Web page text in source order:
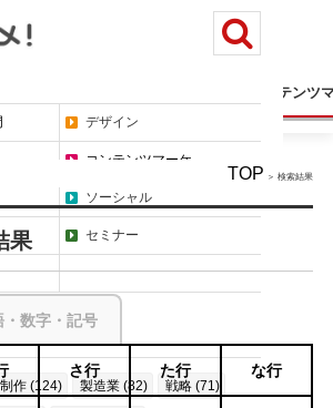
コンテンツ
デザイン
コンテンツマーケ
ソーシャル
セミナー
作 (124) 製造業 (82) 戦略 (71)
TOP ＞ 検索結果
果
・数字・記号
さ行 た行 な行